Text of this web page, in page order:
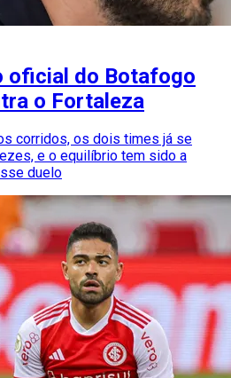
oficial do Botafogo
o Fortaleza
corridos, os dois times já se
e o equilíbrio tem sido a
duelo